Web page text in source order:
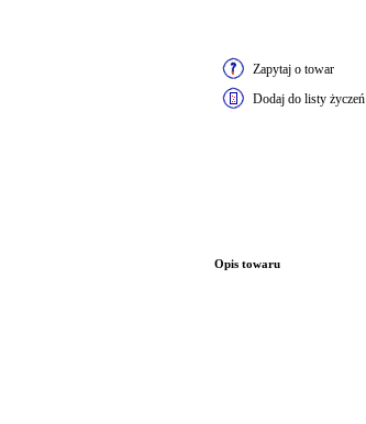
Zapytaj o towar
Dodaj do listy życzeń
Opis towaru